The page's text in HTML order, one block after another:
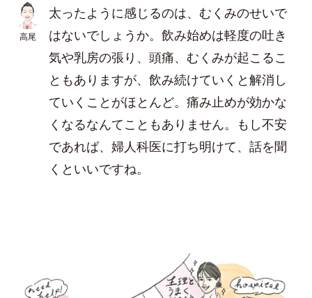
高尾
太ったように感じるのは、むくみのせいで
はないでしょうか。飲み始めは軽度の吐き
気や乳房の張り、頭痛、むくみが起こるこ
ともありますが、飲み続けていくと解消し
ていくことがほとんど。痛み止めが効かな
くなるなんてこともありません。もし不安
であれば、婦人科医に打ち明けて、話を聞
くといいですね。